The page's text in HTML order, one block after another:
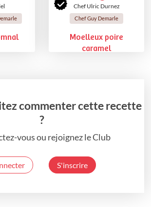
Chef Ulric Durnez
Chef Guy Demarle
Moelleux poire
caramel
commenter cette recette
?
vous ou rejoignez le Club
S'inscrire